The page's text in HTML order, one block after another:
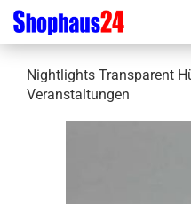
Nightlights Transparent
Veranstaltungen